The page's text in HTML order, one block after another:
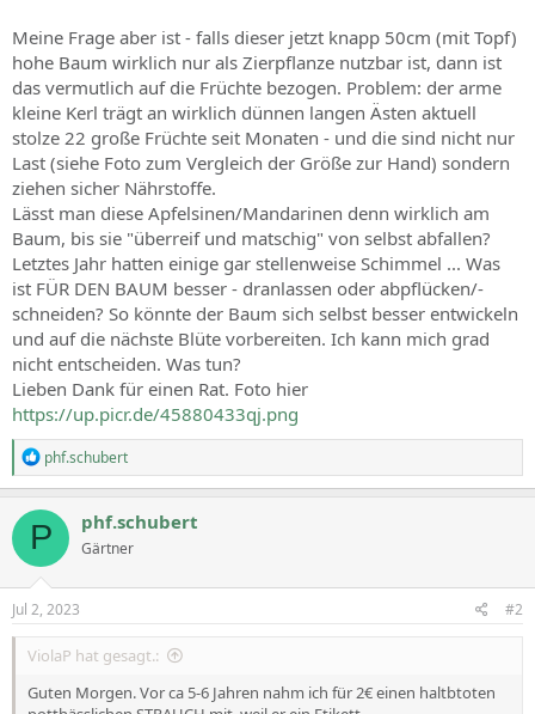
Meine Frage aber ist - falls dieser jetzt knapp 50cm (mit Topf)
hohe Baum wirklich nur als Zierpflanze nutzbar ist, dann ist
das vermutlich auf die Früchte bezogen. Problem: der arme
kleine Kerl trägt an wirklich dünnen langen Ästen aktuell
stolze 22 große Früchte seit Monaten - und die sind nicht nur
Last (siehe Foto zum Vergleich der Größe zur Hand) sondern
ziehen sicher Nährstoffe.
Lässt man diese Apfelsinen/Mandarinen denn wirklich am
Baum, bis sie "überreif und matschig" von selbst abfallen?
Letztes Jahr hatten einige gar stellenweise Schimmel ... Was
ist FÜR DEN BAUM besser - dranlassen oder abpflücken/-
schneiden? So könnte der Baum sich selbst besser entwickeln
und auf die nächste Blüte vorbereiten. Ich kann mich grad
nicht entscheiden. Was tun?
Lieben Dank für einen Rat. Foto hier
https://up.picr.de/45880433qj.png
R
e
a
c
t
o
n
s
phf.schubert
P phf.schubert
Gärtner
Jul 2, 2023 #2
ViolaP hat gesagt.:
Guten Morgen. Vor ca 5-6 Jahren nahm ich für 2€ einen haltbtoten